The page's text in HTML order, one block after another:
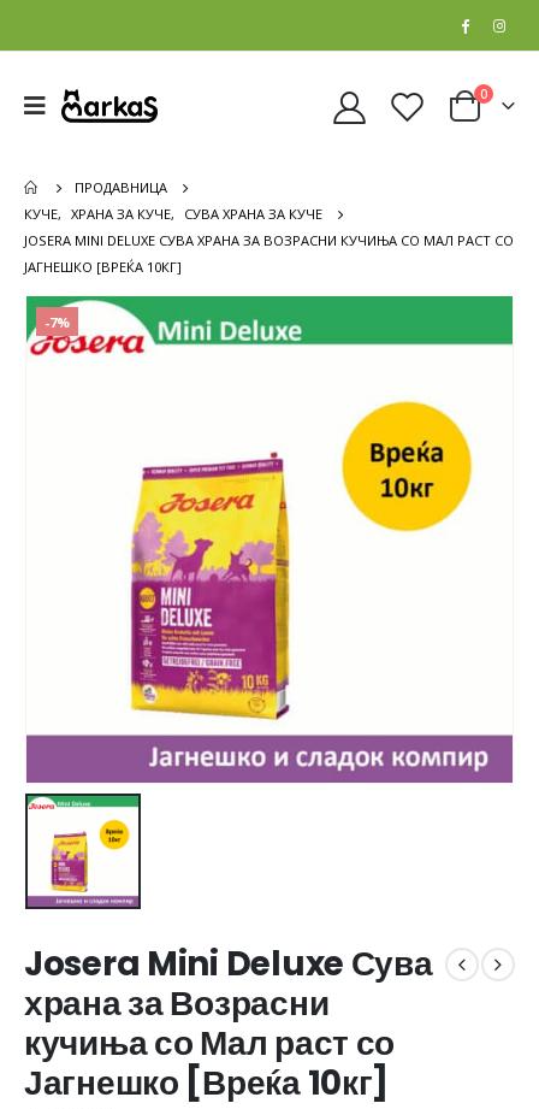
0
ПРОДАВНИЦА
КУЧЕ, ХРАНА ЗА КУЧЕ,
СУВА ХРАНА ЗА КУЧЕ
JOSERA MINI DELUXE СУВА ХРАНА ЗА ВОЗРАСНИ КУЧИЊА СО МАЛ РАСТ СО
ЈАГНЕШКО [ВРЕЌА 10КГ]
-7%
Josera Mini Deluxe Сува
храна за Возрасни
кучиња со Мал раст со
Јагнешко [Вреќа 10кг]